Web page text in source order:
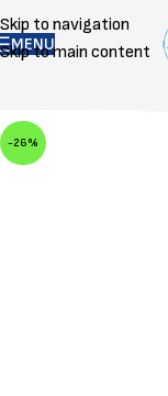
Skip to navigation
Skip to main content
MENU
-26%